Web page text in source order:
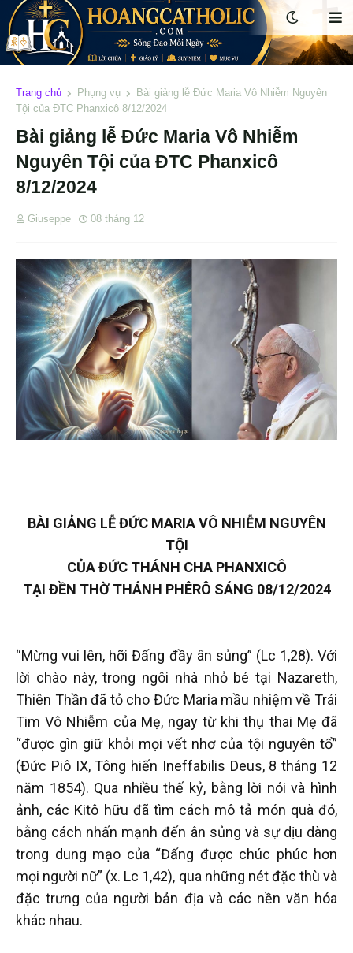
Trang chủ Phụng vụ
Bài giảng lễ Đức Maria Vô Nhiễm Nguyên
Tội của ĐTC Phanxicô 8/12/2024
Bài giảng lễ Đức Maria Vô Nhiễm
Nguyên Tội của ĐTC Phanxicô
8/12/2024
Giuseppe 08 tháng 12
BÀI GIẢNG LỄ ĐỨC MARIA VÔ NHIỄM NGUYÊN
TỘI
CỦA ĐỨC THÁNH CHA PHANXICÔ
TẠI ĐỀN THỜ THÁNH PHÊRÔ SÁNG 08/12/2024
“Mừng vui lên, hỡi Đấng đầy ân sủng” (Lc 1,28). Với
lời chào này, trong ngôi nhà nhỏ bé tại Nazareth,
Thiên Thần đã tỏ cho Đức Maria mầu nhiệm về Trái
Tim Vô Nhiễm của Mẹ, ngay từ khi thụ thai Mẹ đã
“được gìn giữ khỏi mọi vết nhơ của tội nguyên tổ”
(Đức Piô IX, Tông hiến Ineffabilis Deus, 8 tháng 12
năm 1854). Qua nhiều thế kỷ, bằng lời nói và hình
ảnh, các Kitô hữu đã tìm cách mô tả món quà đó,
bằng cách nhấn mạnh đến ân sủng và sự dịu dàng
trong dung mạo của “Đấng được chúc phúc hơn
mọi người nữ” (x. Lc 1,42), qua những nét đặc thù và
đặc trưng của người bản địa và các nền văn hóa
khác nhau.